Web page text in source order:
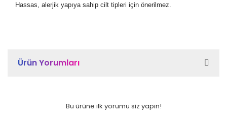
Hassas, alerjik yapıya sahip cilt tipleri için önerilmez.
Ürün Yorumları
Bu ürüne ilk yorumu siz yapın!